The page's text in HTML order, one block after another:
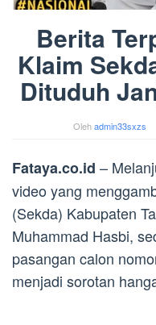
Berita
Klaim
Dituduh
Olehadmin33sxzs
Fataya.co.id –
video yang
(Sekda) Kabupaten
Muhammad Hasbi,
pasangan calon
menjadi sorotan